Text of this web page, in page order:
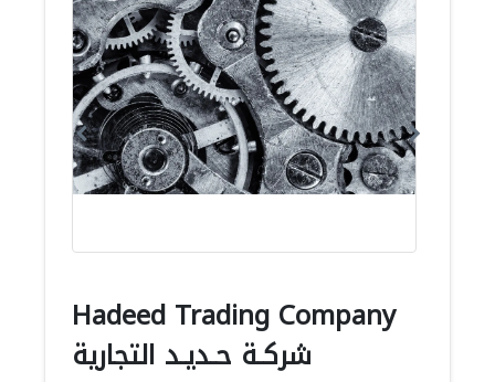
Hadeed Trading Company
شركـة حـديـد التجارية